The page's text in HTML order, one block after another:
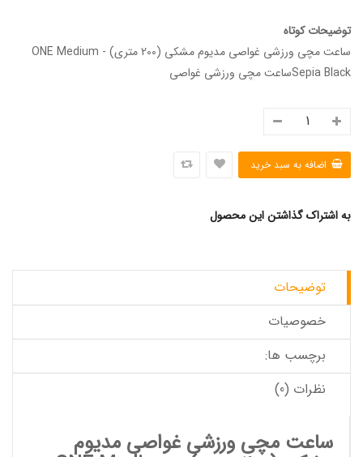
توضیحات کوتاه
ساعت مچی ورزشی غواصی مدیوم مشکی (200 متری) - ONE Medium
Sepia Blackساعت مچی ورزشی غواصی
به اشتراک گذاشتن این محصول
توضیحات
خصوصیات
برچسب ها:
نظرات (0)
ساعت مچی ورزشی غواصی مدیوم